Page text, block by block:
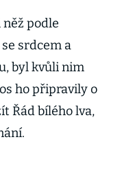
podle
srdcem a
byl kvůli nim
ho připravily o
Řád bílého lva,